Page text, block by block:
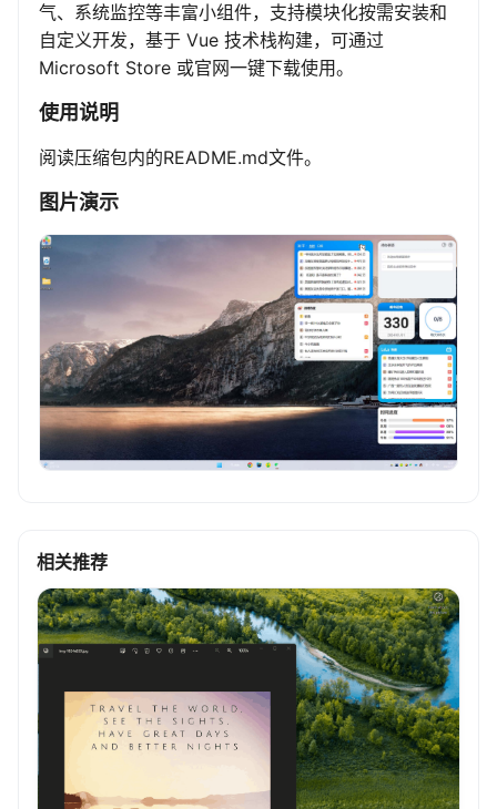
气、系统监控等丰富小组件，支持模块化按需安装和
自定义开发，基于 Vue 技术栈构建，可通过
Microsoft Store 或官网一键下载使用。
使用说明
阅读压缩包内的README.md文件。
图片演示
相关推荐